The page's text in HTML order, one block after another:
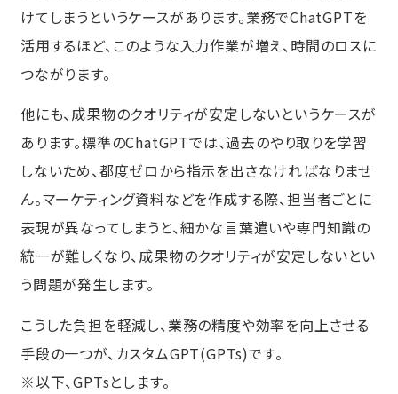
けてしまうというケースがあります。業務でChatGPTを
活用するほど、このような入力作業が増え、時間のロスに
つながります。
他にも、成果物のクオリティが安定しないというケースが
あります。標準のChatGPTでは、過去のやり取りを学習
しないため、都度ゼロから指示を出さなければなりませ
ん。マーケティング資料などを作成する際、担当者ごとに
表現が異なってしまうと、細かな言葉遣いや専門知識の
統一が難しくなり、成果物のクオリティが安定しないとい
う問題が発生します。
こうした負担を軽減し、業務の精度や効率を向上させる
手段の一つが、カスタムGPT(GPTs)です。
※以下、GPTsとします。